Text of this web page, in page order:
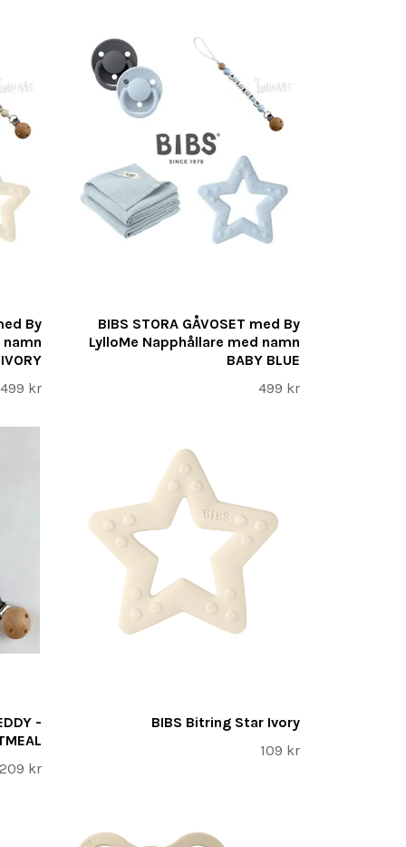
By
namn
IVORY
499 kr
BIBS STORA GÅVOSET med By
LylloMe Napphållare med namn
BABY BLUE
499 kr
-
209 kr
BIBS Bitring Star Ivory
109 kr